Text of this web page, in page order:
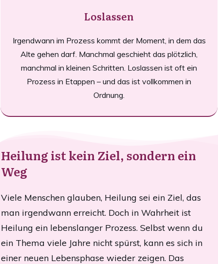
Loslassen
Irgendwann im Prozess kommt der Moment, in dem das
Alte gehen darf. Manchmal geschieht das plötzlich,
manchmal in kleinen Schritten. Loslassen ist oft ein
Prozess in Etappen – und das ist vollkommen in
Ordnung.
Heilung ist kein Ziel, sondern ein
Weg
Viele Menschen glauben, Heilung sei ein Ziel, das
man irgendwann erreicht. Doch in Wahrheit ist
Heilung ein lebenslanger Prozess. Selbst wenn du
ein Thema viele Jahre nicht spürst, kann es sich in
einer neuen Lebensphase wieder zeigen. Das